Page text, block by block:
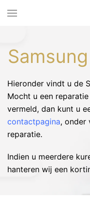
Hieronder vindt u de
Mocht u een
vermeld, dan kunt u
contactpagina, onder
reparatie.
Indien u meerdere
hanteren wij een